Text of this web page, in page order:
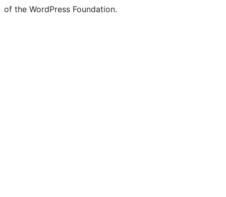
of the WordPress Foundation.